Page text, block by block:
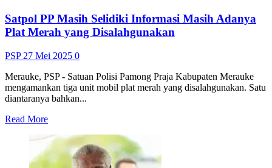
Satpol PP Masih Selidiki Informasi Masih Adanya
Plat Merah yang Disalahgunakan
PSP 27 Mei 2025 0
Merauke, PSP - Satuan Polisi Pamong Praja Kabupaten Merauke
mengamankan tiga unit mobil plat merah yang disalahgunakan. Satu
diantaranya bahkan...
Read MoreRead
about
Satpol
PP